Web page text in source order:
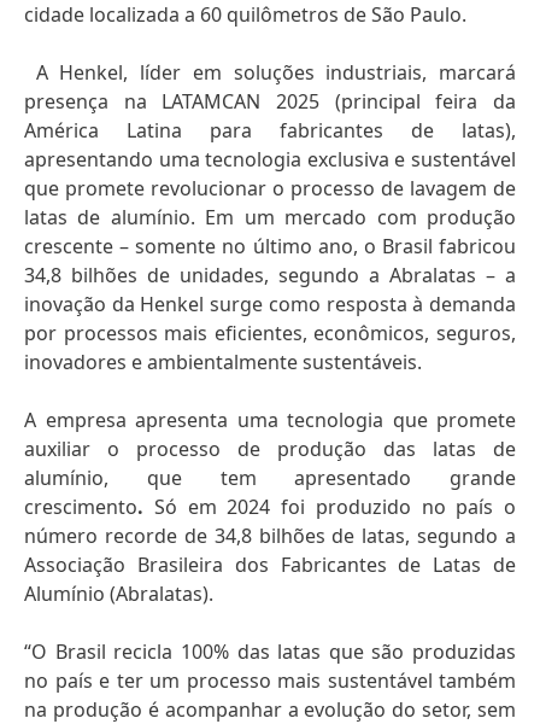
cidade localizada a 60 quilômetros de São Paulo.
A Henkel, líder em soluções industriais, marcará
presença na LATAMCAN 2025 (principal feira da
América Latina para fabricantes de latas),
apresentando uma tecnologia exclusiva e sustentável
que promete revolucionar o processo de lavagem de
latas de alumínio. Em um mercado com produção
crescente – somente no último ano, o Brasil fabricou
34,8 bilhões de unidades, segundo a Abralatas – a
inovação da Henkel surge como resposta à demanda
por processos mais eficientes, econômicos, seguros,
inovadores e ambientalmente sustentáveis.
A empresa apresenta uma tecnologia que promete
auxiliar o processo de produção das latas de
alumínio, que tem apresentado grande
crescimento. Só em 2024 foi produzido no país o
número recorde de 34,8 bilhões de latas, segundo a
Associação Brasileira dos Fabricantes de Latas de
Alumínio (Abralatas).
“O Brasil recicla 100% das latas que são produzidas
no país e ter um processo mais sustentável também
na produção é acompanhar a evolução do setor, sem